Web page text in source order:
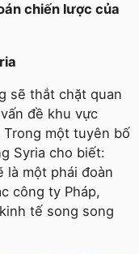
chiến lược của
sẽ thắt chặt quan
đề khu vực
một tuyên bố
Syria cho biết:
là một phái đoàn
công ty Pháp,
tế song song